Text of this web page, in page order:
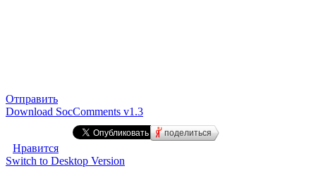
Отправить
Download SocComments v1.3
поделиться
Нравится
Switch to Desktop Version